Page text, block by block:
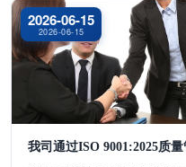
2026-06-15
2026-06-15
我司通过ISO 9001:2025质